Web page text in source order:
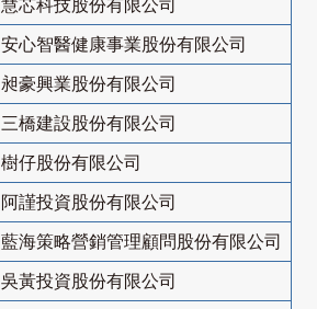
慧芯科技股份有限公司
安心智醫健康事業股份有限公司
昶豪興業股份有限公司
三橋建設股份有限公司
樹仔股份有限公司
阿謹投資股份有限公司
藍海策略營銷管理顧問股份有限公司
吳黃投資股份有限公司